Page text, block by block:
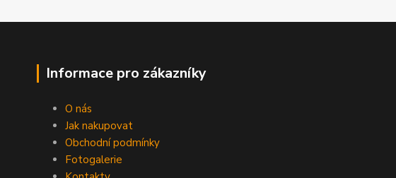
Informace pro zákazníky
O nás
Jak nakupovat
Obchodní podmínky
Fotogalerie